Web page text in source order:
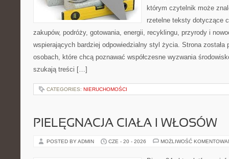
którym czytelnik może
rzetelne teksty dotyczące
zakupów, podróży, gotowania, energii, recyklingu, przyrody i
wspierających bardziej odpowiedzialny styl życia. Strona została
osobach, które chcą poznawać współczesne wyzwania
szukają treści […]
CATEGORIES: NIERUCHOMOŚCI
PIELĘGNACJA CIAŁA I WŁOSÓW
POSTED BY ADMIN CZE - 20 - 2026 MOŻLIWOŚĆ